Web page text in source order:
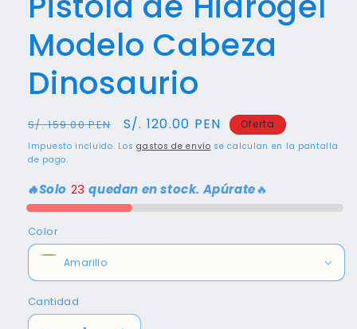
Modelo Cabeza
Dinosaurio
Precio
habitual
S/. 159.00 PEN
Precio
de
S/. 120.00 PEN Oferta
Impuesto incluido. Losgastos de envío se calculan en la pantalla
de pago.
🔥Solo 23 quedan en stock. Apúrate🔥
Color
Cantidad